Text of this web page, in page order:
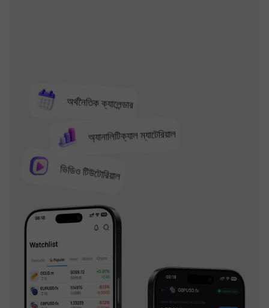
অর্থনৈতিক ক্যালেন্ডার
অ্যানালিটিক্যাল ম্যাটেরিয়াল
ভিডিও টিউটোরিয়াল